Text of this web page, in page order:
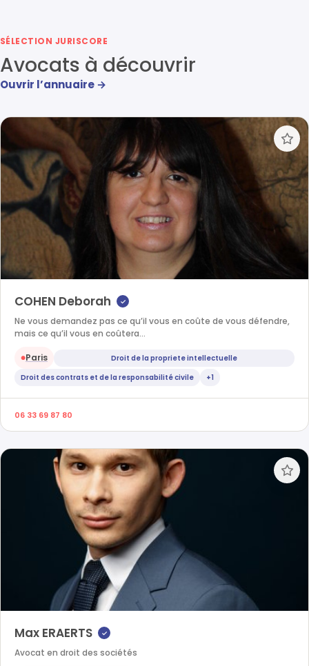
SÉLECTION JURISCORE
Avocats à découvrir
Ouvrir l’annuaire →
COHEN Deborah ✓
Ne vous demandez pas ce qu’il vous en coûte de vous défendre,
mais ce qu’il vous en coûtera…
●Paris
Droit de la propriete intellectuelle
Droit des contrats et de la responsabilité civile
+1
06 33 69 87 80
Max ERAERTS ✓
Avocat en droit des sociétés